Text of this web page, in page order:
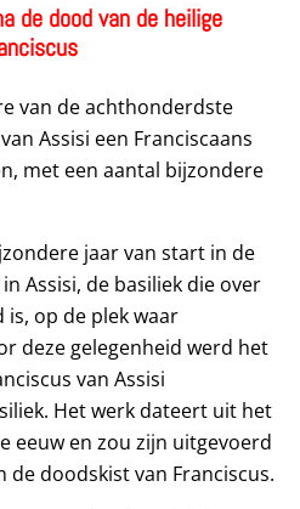
de dood van de heilige
van de achthonderdste
Assisi een Franciscaans
met een aantal bijzondere
jaar van start in de
Assisi, de basiliek die over
is, op de plek waar
deze gelegenheid werd het
van Assisi
Het werk dateert uit het
eeuw en zou zijn uitgevoerd
de doodskist van Franciscus.